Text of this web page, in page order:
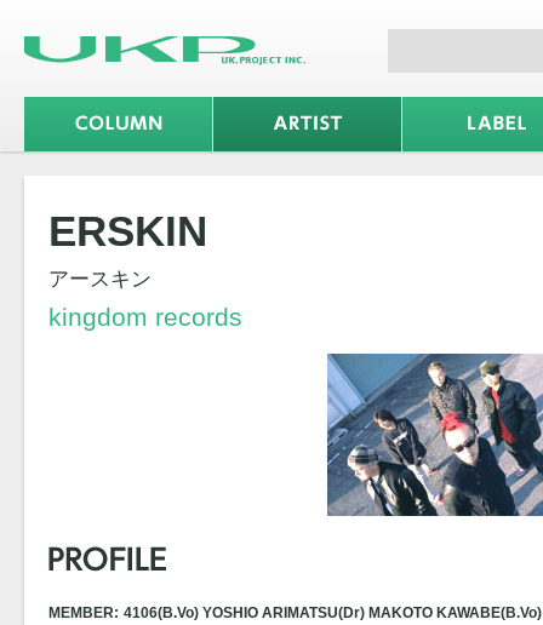
ERSKIN
アースキン
kingdom records
MEMBER: 4106(B.Vo) YOSHIO ARIMATSU(Dr) MAKOTO